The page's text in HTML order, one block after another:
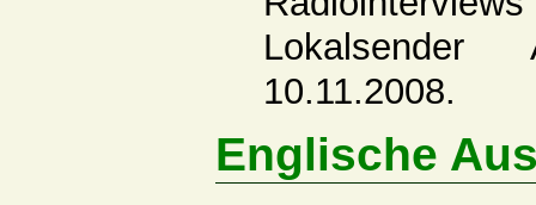
10.11.2008.
Englische